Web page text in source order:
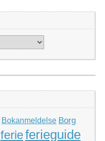
Bokanmeldelse Borg
ferieferieguide